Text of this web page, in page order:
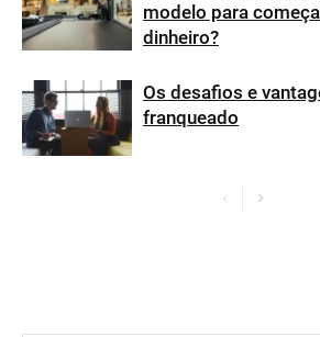
modelo para
dinheiro?
Os desafios e
franqueado